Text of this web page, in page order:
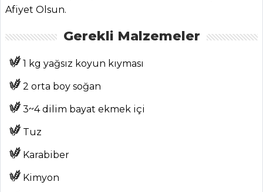
ANASAYFA
Haber
ŞEFİN TARİFLERİ
Afiyet Olsun.
Gerekli Malzemeler
1 kg yağsız koyun kıyması
2 orta boy soğan
3~4 dilim bayat ekmek içi
Tuz
Karabiber
Kimyon